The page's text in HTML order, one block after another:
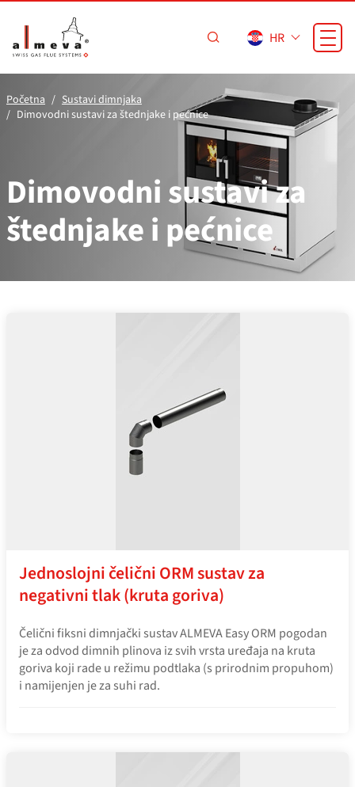
HR
Početna
Sustavi dimnjaka
Dimovodni sustavi za štednjake i pećnice
Dimovodni sustavi za
štednjake i pećnice
Jednoslojni čelični ORM sustav za
negativni tlak (kruta goriva)
Čelični fiksni dimnjački sustav ALMEVA Easy ORM pogodan
je za odvod dimnih plinova iz svih vrsta uređaja na kruta
goriva koji rade u režimu podtlaka (s prirodnim propuhom)
i namijenjen je za suhi rad.